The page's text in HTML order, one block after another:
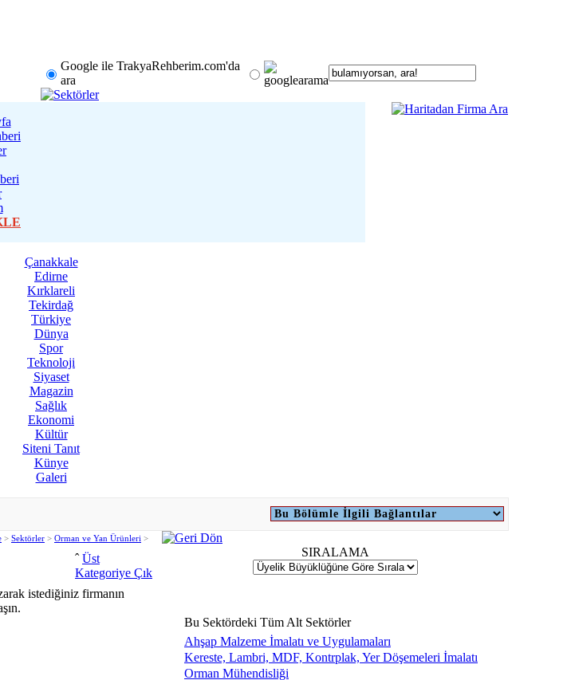
Google ile TrakyaRehberim.com'da
ara
Çanakkale
Edirne
Kırklareli
Tekirdağ
Türkiye
Dünya
Spor
Teknoloji
Siyaset
Magazin
Sağlık
Ekonomi
Kültür
Siteni Tanıt
Künye
Galeri
> Sektörler > Orman ve Yan Ürünleri >
ˆÜst
Kategoriye Çık
istediğiniz firmanın
SIRALAMA
Bu Sektördeki Tüm Alt Sektörler
Ahşap Malzeme İmalatı ve Uygulamaları
Kereste, Lambri, MDF, Kontrplak, Yer Döşemeleri İmalatı
Orman Mühendisliği